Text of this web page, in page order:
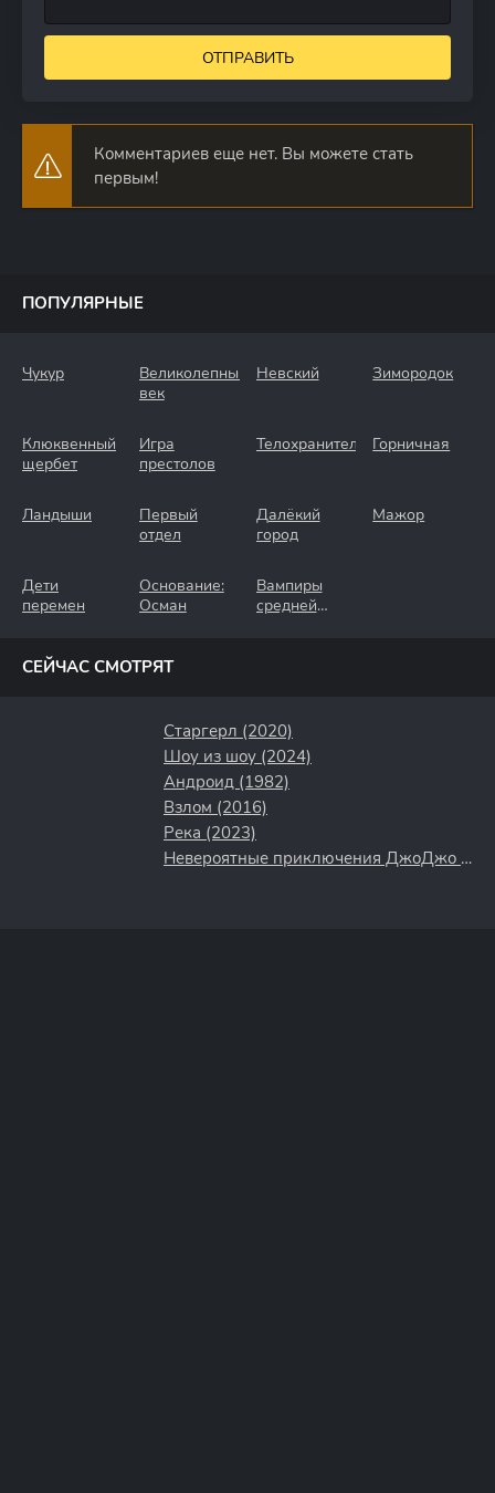
ОТПРАВИТЬ
Комментариев еще нет. Вы можете стать
первым!
ПОПУЛЯРНЫЕ
Чукур
Великолепный
век
Невский Зимородок
Клюквенный
щербет
Игра
престолов
Телохранители Горничная
Ландыши
Первый
отдел
Далёкий
город
Мажор
Дети
перемен
Основание:
Осман
Вампиры
средней
СЕЙЧАС СМОТРЯТ
Старгерл (2020)
Шоу из шоу (2024)
Андроид (1982)
Взлом (2016)
Река (2023)
Невероятные приключения ДжоДжо (2017)